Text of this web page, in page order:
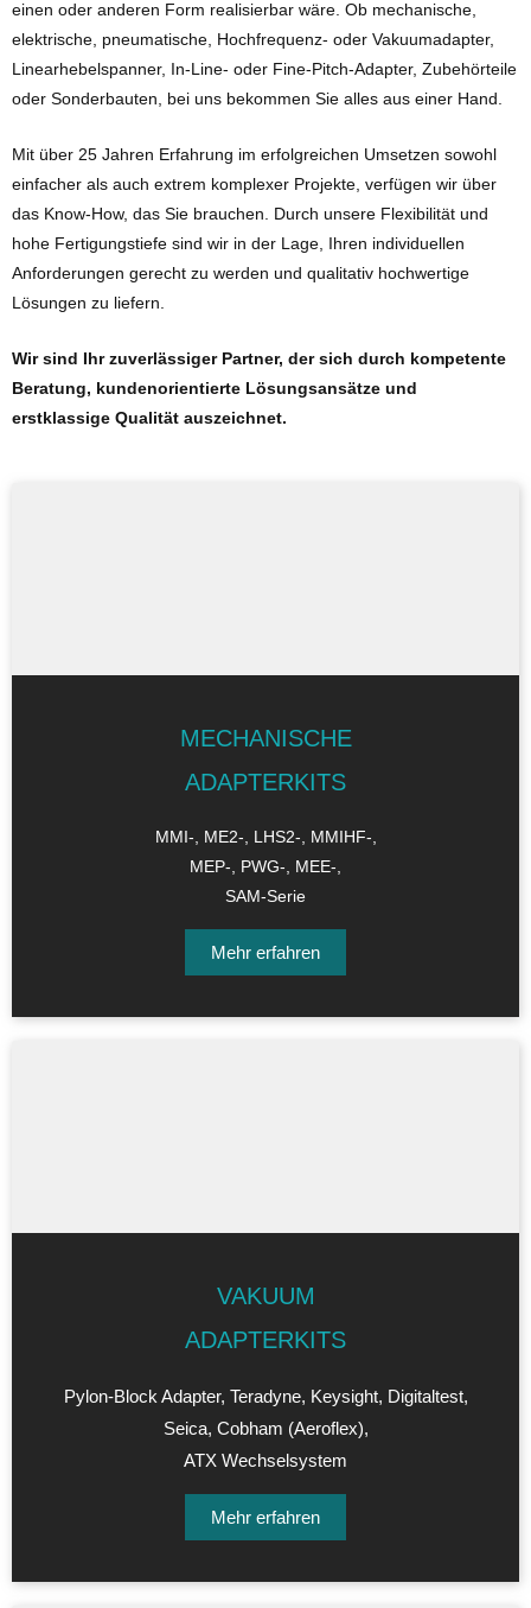
einen oder anderen Form realisierbar wäre. Ob mechanische,
elektrische, pneumatische, Hochfrequenz- oder Vakuumadapter,
Linearhebelspanner, In-Line- oder Fine-Pitch-Adapter, Zubehörteile
oder Sonderbauten, bei uns bekommen Sie alles aus einer Hand.
Mit über 25 Jahren Erfahrung im erfolgreichen Umsetzen sowohl
einfacher als auch extrem komplexer Projekte, verfügen wir über
das Know-How, das Sie brauchen. Durch unsere Flexibilität und
hohe Fertigungstiefe sind wir in der Lage, Ihren individuellen
Anforderungen gerecht zu werden und qualitativ hochwertige
Lösungen zu liefern.
Wir sind Ihr zuverlässiger Partner, der sich durch kompetente
Beratung, kundenorientierte Lösungsansätze und
erstklassige Qualität auszeichnet.
MECHANISCHE
ADAPTERKITS
MMI-, ME2-, LHS2-, MMIHF-,
MEP-, PWG-, MEE-,
SAM-Serie
Mehr erfahren
VAKUUM
ADAPTERKITS
Pylon-Block Adapter, Teradyne, Keysight, Digitaltest,
Seica, Cobham (Aeroflex),
ATX Wechselsystem
Mehr erfahren